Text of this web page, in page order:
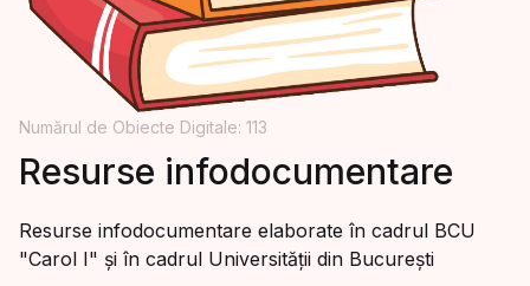
Numărul de Obiecte Digitale: 113
Resurse infodocumentare
Resurse infodocumentare elaborate în cadrul BCU
"Carol I" și în cadrul Universității din București